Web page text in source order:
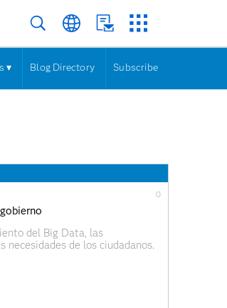
▾ Blog Directory Subscribe
0
del Big Data, las
necesidades de los ciudadanos.